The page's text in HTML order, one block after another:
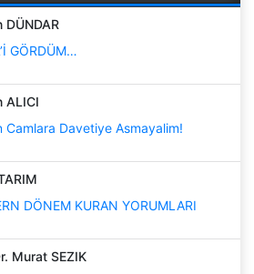
DÜNDAR
GÖRDÜM…
ALICI
Camlara Davetiye Asmayalim!
DÖNEM KURAN YORUMLARI
Murat SEZIK